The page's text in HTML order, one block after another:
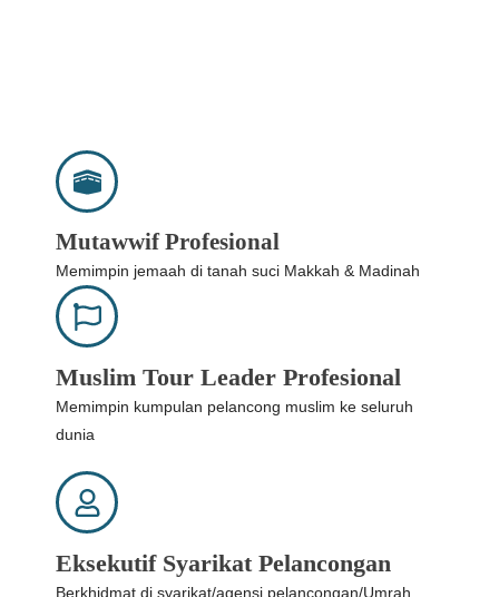
Mutawwif Profesional
Memimpin jemaah di tanah suci Makkah & Madinah
Muslim Tour Leader Profesional
Memimpin kumpulan pelancong muslim ke seluruh
dunia
Eksekutif Syarikat Pelancongan
Berkhidmat di syarikat/agensi pelancongan/Umrah